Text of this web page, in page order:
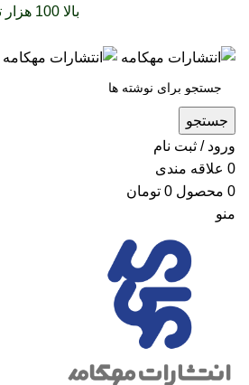
بالا 100 هزار تومان
جستجو
ورود / ثبت نام
0 علاقه مندی
0 محصول 0 تومان
منو